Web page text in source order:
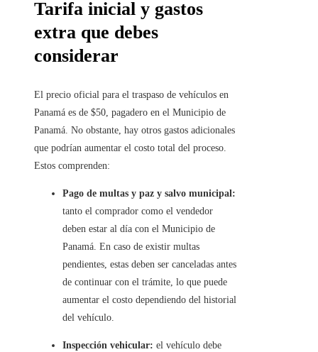
Tarifa inicial y gastos
extra que debes
considerar
El precio oficial para el traspaso de vehículos en
Panamá es de $50, pagadero en el Municipio de
Panamá. No obstante, hay otros gastos adicionales
que podrían aumentar el costo total del proceso.
Estos comprenden:
Pago de multas y paz y salvo municipal:
tanto el comprador como el vendedor
deben estar al día con el Municipio de
Panamá. En caso de existir multas
pendientes, estas deben ser canceladas antes
de continuar con el trámite, lo que puede
aumentar el costo dependiendo del historial
del vehículo.
Inspección vehicular: el vehículo debe